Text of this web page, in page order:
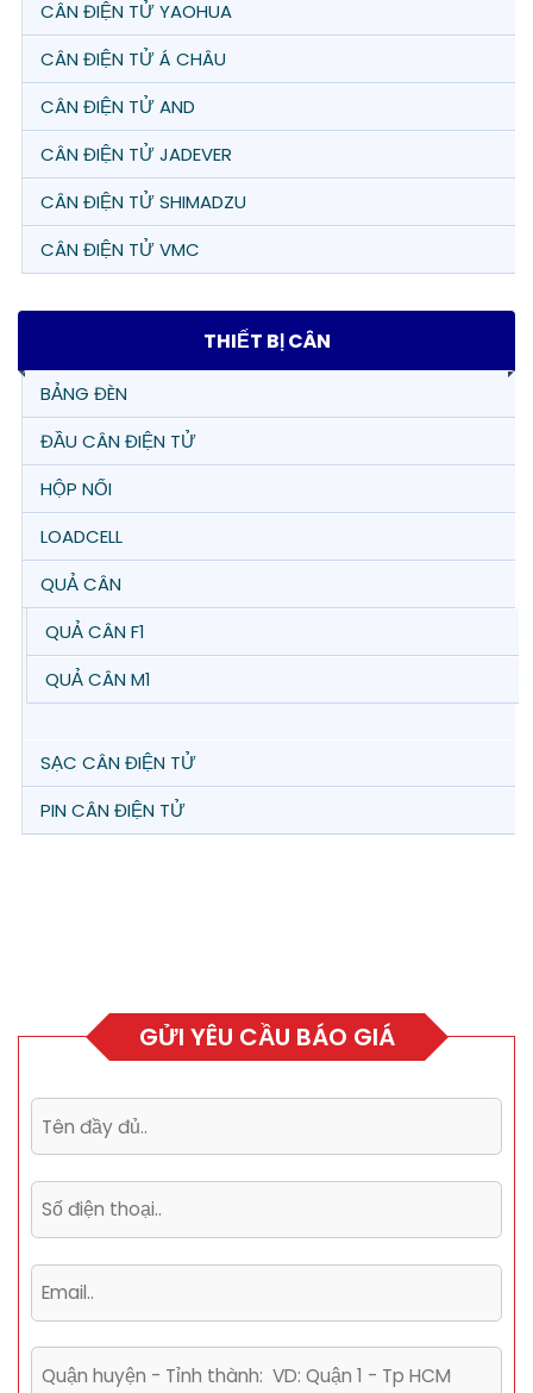
CÂN ĐIỆN TỬ YAOHUA
CÂN ĐIỆN TỬ Á CHÂU
CÂN ĐIỆN TỬ AND
CÂN ĐIỆN TỬ JADEVER
CÂN ĐIỆN TỬ SHIMADZU
CÂN ĐIỆN TỬ VMC
THIẾT BỊ CÂN
BẢNG ĐÈN
ĐẦU CÂN ĐIỆN TỬ
HỘP NỐI
LOADCELL
QUẢ CÂN
QUẢ CÂN F1
QUẢ CÂN M1
SẠC CÂN ĐIỆN TỬ
PIN CÂN ĐIỆN TỬ
GỬI YÊU CẦU BÁO GIÁ